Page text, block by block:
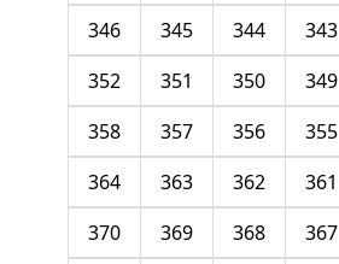
343
344
345
346
349
350
351
352
355
356
357
358
361
362
363
364
367
368
369
370